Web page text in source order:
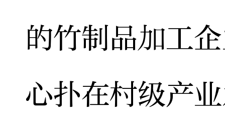
的竹制品加工
心扑在村级产